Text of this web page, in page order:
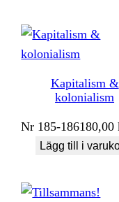
Kapitalism &
kolonialism
Nr 185-186180,00
Lägg till i